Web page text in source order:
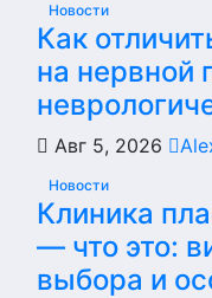
Новости
Как
на нервной
Авг 5, 2026
Новости
Клиника
— что это:
выбора и